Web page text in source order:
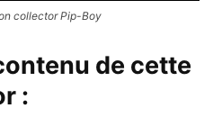
collector Pip-Boy
de cette
: